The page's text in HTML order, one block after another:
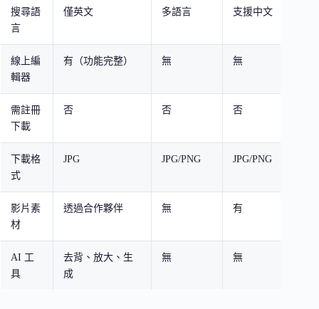
搜尋語
言
僅英文 多語言 支援中文
線上編
輯器
有（功能完整） 無 無
需註冊
下載
否 否 否
下載格
式
JPG JPG/PNG JPG/PNG
影片素
材
透過合作夥伴 無 有
AI 工
具
去背、放大、生
成
無 無